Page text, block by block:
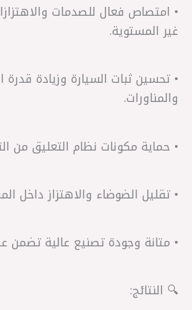
• امتصاص فعال للصدمات
غير المستوية.
• تحسين ثبات السيارة وزيادة قدرة
والمناورات.
• حماية مكونات نظام التعليق من
• تقليل الضوضاء والاهتزاز داخل
• متانة وجودة تصنيع عالية تضمن
🔍 النتائج: